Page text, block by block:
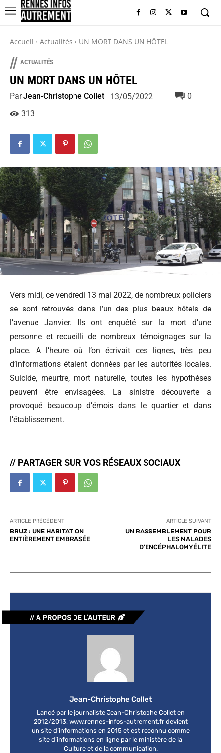
Accueil Actualités UN MORT DANS UN HÔTEL
// ACTUALITÉS
UN MORT DANS UN HÔTEL
ParJean-Christophe Collet 13/05/2022
0
313
Vers midi, ce vendredi 13 mai 2022, de nombreux policiers
se sont retrouvés dans l’un des plus beaux hôtels de
l’avenue Janvier. Ils ont enquêté sur la mort d’une
personne et recueilli de nombreux témoignages sur la
place. A l’heure où l’on écrivait ces lignes, très peu
d’informations étaient données par les autorités locales.
Suicide, meurtre, mort naturelle, toutes les hypothèses
peuvent être envisagées. La sinistre découverte a
provoqué beaucoup d’émois dans le quartier et dans
l’établissement.
// PARTAGER SUR VOS RÉSEAUX SOCIAUX
ARTICLE PRÉCÉDENT
BRUZ : UNE HABITATION
ENTIÈREMENT EMBRASÉE
ARTICLE SUIVANT
UN RASSEMBLEMENT POUR
LES MALADES
D’ENCÉPHALOMYÉLITE
Jean-Christophe Collet
Lancé par le journaliste Jean-Christophe Collet en
2012/2013, www.rennes-infos-autrement.fr devient
un site d’informations en 2015 et est reconnu comme
site d’informations en ligne par le ministère de la
Culture et de la communication.